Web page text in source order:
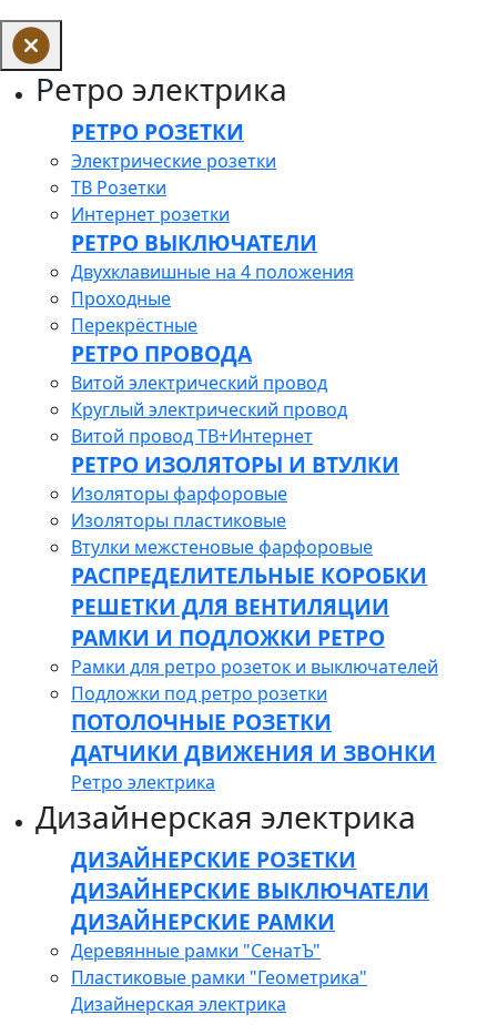
Ретро электрика
РЕТРО РОЗЕТКИ
Электрические розетки
ТВ Розетки
Интернет розетки
РЕТРО ВЫКЛЮЧАТЕЛИ
Двухклавишные на 4 положения
Проходные
Перекрёстные
РЕТРО ПРОВОДА
Витой электрический провод
Круглый электрический провод
Витой провод ТВ+Интернет
РЕТРО ИЗОЛЯТОРЫ И ВТУЛКИ
Изоляторы фарфоровые
Изоляторы пластиковые
Втулки межстеновые фарфоровые
РАСПРЕДЕЛИТЕЛЬНЫЕ КОРОБКИ
РЕШЕТКИ ДЛЯ ВЕНТИЛЯЦИИ
РАМКИ И ПОДЛОЖКИ РЕТРО
Рамки для ретро розеток и выключателей
Подложки под ретро розетки
ПОТОЛОЧНЫЕ РОЗЕТКИ
ДАТЧИКИ ДВИЖЕНИЯ И ЗВОНКИ
Ретро электрика
Дизайнерская электрика
ДИЗАЙНЕРСКИЕ РОЗЕТКИ
ДИЗАЙНЕРСКИЕ ВЫКЛЮЧАТЕЛИ
ДИЗАЙНЕРСКИЕ РАМКИ
Деревянные рамки "СенатЪ"
Пластиковые рамки "Геометрика"
Дизайнерская электрика